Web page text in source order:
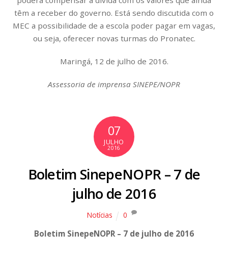
têm a receber do governo. Está sendo discutida com o
MEC a possibilidade de a escola poder pagar em vagas,
ou seja, oferecer novas turmas do Pronatec.
Maringá, 12 de julho de 2016.
Assessoria de imprensa SINEPE/NOPR
07
JULHO
2016
Boletim SinepeNOPR – 7 de
julho de 2016
Notícias 0
Boletim SinepeNOPR – 7 de julho de 2016